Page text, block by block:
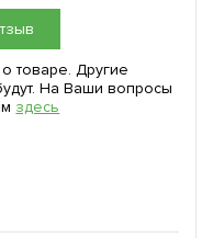
товаре. Другие
На Ваши вопросы
здесь